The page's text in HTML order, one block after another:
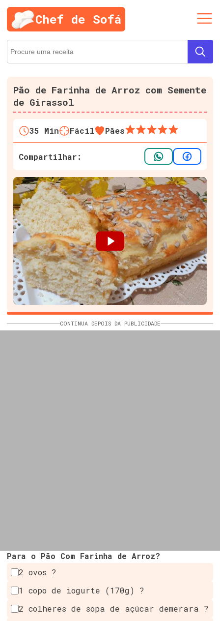
Chef de Sofá
Pão de Farinha de Arroz com Semente
de Girassol
35 Min Fácil Pães
Compartilhar:
CONTINUA DEPOIS DA PUBLICIDADE
Para o Pão Com Farinha de Arroz?
2 ovos ?
1 copo de iogurte (170g) ?
2 colheres de sopa de açúcar demerara ?